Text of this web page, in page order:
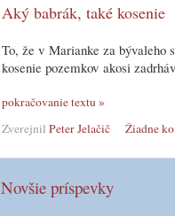
Aký babrák, také kosenie
To, že v Marianke za bývaleho
kosenie pozemkov akosi
pokračovanie textu »
Zverejnil Peter Jelačič Žiadne
Novšie príspevky